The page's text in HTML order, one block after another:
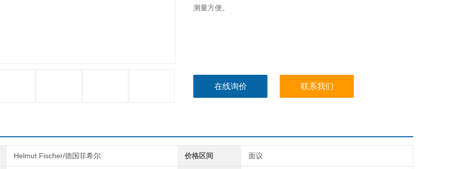
测量方便。
在线询价 联系我们
Helmut Fischer/德国菲希尔 价格区间 面议